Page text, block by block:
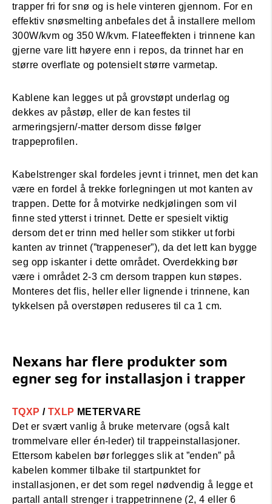
trapper fri for snø og is hele vinteren gjennom. For en
effektiv snøsmelting anbefales det å installere mellom
300W/kvm og 350 W/kvm. Flateeffekten i trinnene kan
gjerne vare litt høyere enn i repos, da trinnet har en
større overflate og potensielt større varmetap.
Kablene kan legges ut på grovstøpt underlag og
dekkes av påstøp, eller de kan festes til
armeringsjern/-matter dersom disse følger
trappeprofilen.
Kabelstrenger skal fordeles jevnt i trinnet, men det kan
være en fordel å trekke forlegningen ut mot kanten av
trappen. Dette for å motvirke nedkjølingen som vil
finne sted ytterst i trinnet. Dette er spesielt viktig
dersom det er trinn med heller som stikker ut forbi
kanten av trinnet (”trappeneser”), da det lett kan bygge
seg opp iskanter i dette området. Overdekking bør
være i området 2-3 cm dersom trappen kun støpes.
Monteres det flis, heller eller lignende i trinnene, kan
tykkelsen på overstøpen reduseres til ca 1 cm.
Nexans har flere produkter som
egner seg for installasjon i trapper
TQXP / TXLP METERVARE
Det er svært vanlig å bruke metervare (også kalt
trommelvare eller én-leder) til trappeinstallasjoner.
Ettersom kabelen bør forlegges slik at ”enden” på
kabelen kommer tilbake til startpunktet for
installasjonen, er det som regel nødvendig å legge et
partall antall strenger i trappetrinnene (2, 4 eller 6